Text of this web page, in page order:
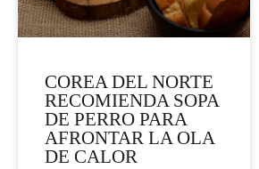
COREA DEL NORTE
RECOMIENDA SOPA
DE PERRO PARA
AFRONTAR LA OLA
DE CALOR